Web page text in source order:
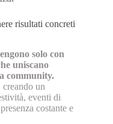
risultati concreti
solo con
uniscano
community.
un
eventi di
costante e